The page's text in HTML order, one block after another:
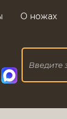
О ножах